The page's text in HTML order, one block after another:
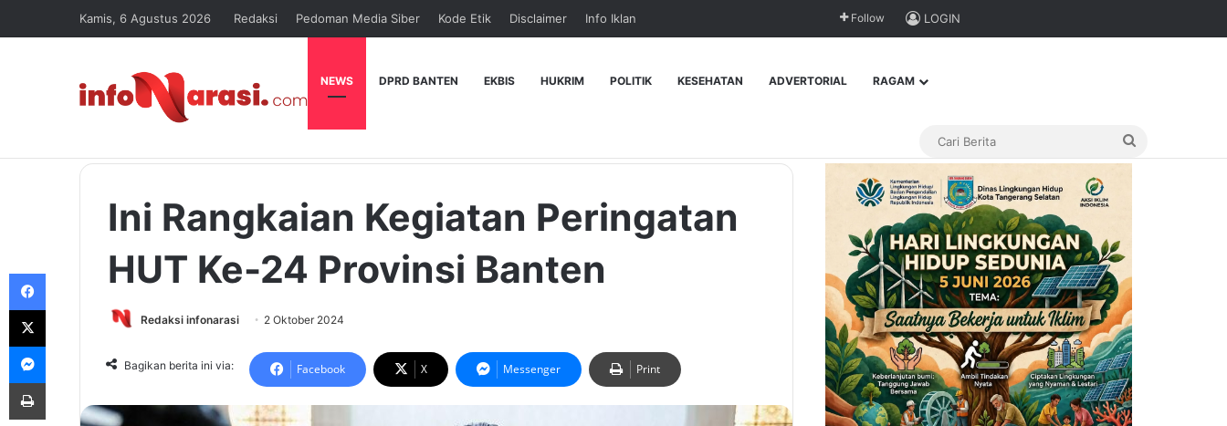
Kamis, 6 Agustus 2026 Redaksi Pedoman Media Siber Kode Etik Disclaimer Info Iklan Follow LOGIN
NEWS DPRD BANTEN EKBIS HUKRIM POLITIK KESEHATAN ADVERTORIAL RAGAM
Ini Rangkaian Kegiatan Peringatan
HUT Ke-24 Provinsi Banten
Redaksi infonarasi 2 Oktober 2024
Bagikan berita ini via: Facebook X Messenger Print